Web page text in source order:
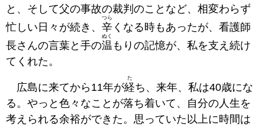
と、そして父の事故の裁判のことなど、相変わらず
忙しい日々が続き、 辛
つら
くなる時もあったが、看護師
長さんの言葉と手の温
ぬく
もりの記憶が、私を支え続け
てくれた。
広島に来てから11年が経
た
ち、来年、私は40歳にな
る。やっと色々なことが落ち着いて、自分の人生を
考えられる余裕ができた。思っていた以上に時間は